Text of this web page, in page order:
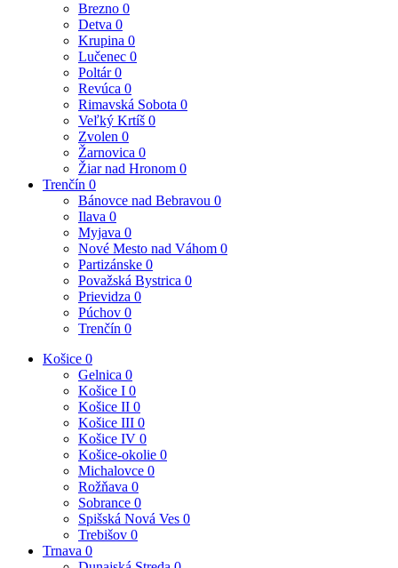
Brezno 0
Detva 0
Krupina 0
Lučenec 0
Poltár0
Revúca 0
Rimavská Sobota 0
Veľký Krtíš 0
Zvolen 0
Žarnovica 0
Žiar nad Hronom 0
Trenčín 0
Bánovce nad Bebravou 0
Ilava 0
Myjava 0
Nové Mesto nad Váhom 0
Partizánske 0
Považská Bystrica 0
Prievidza 0
Púchov 0
Trenčín 0
Košice 0
Gelnica 0
Košice I 0
Košice II 0
Košice III 0
Košice IV 0
Košice-okolie 0
Michalovce 0
Rožňava 0
Sobrance 0
Spišská Nová Ves 0
Trebišov 0
Trnava 0